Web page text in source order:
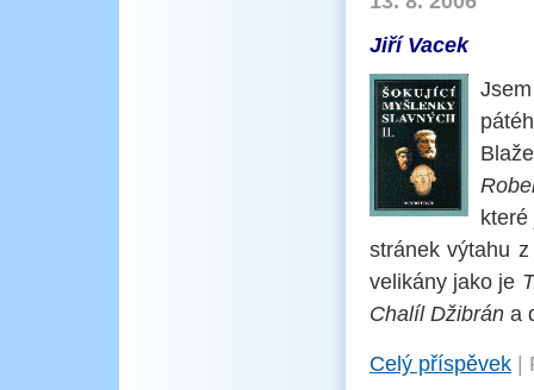
Jiří Vacek
stránek výtahu
velikány jako je
Chalíl Džibrán a
Celý příspěvek